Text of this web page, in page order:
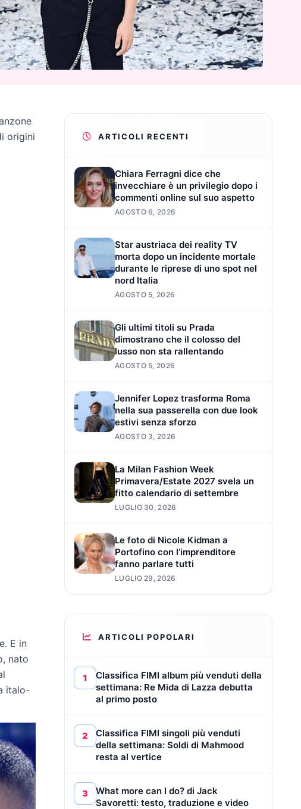
origini
E in
nato
italo-
ARTICOLI RECENTI
Chiara Ferragni dice che
invecchiare è un privilegio dopo i
commenti online sul suo aspetto
AGOSTO 6, 2026
Star austriaca dei reality TV
morta dopo un incidente mortale
durante le riprese di uno spot nel
nord Italia
AGOSTO 5, 2026
Gli ultimi titoli su Prada
dimostrano che il colosso del
lusso non sta rallentando
AGOSTO 5, 2026
Jennifer Lopez trasforma Roma
nella sua passerella con due look
estivi senza sforzo
AGOSTO 3, 2026
La Milan Fashion Week
Primavera/Estate 2027 svela un
fitto calendario di settembre
LUGLIO 30, 2026
Le foto di Nicole Kidman a
Portofino con l’imprenditore
fanno parlare tutti
LUGLIO 29, 2026
ARTICOLI POPOLARI
1
Classifica FIMI album più venduti della
settimana: Re Mida di Lazza debutta
al primo posto
2
Classifica FIMI singoli più venduti
della settimana: Soldi di Mahmood
resta al vertice
3
What more can I do? di Jack
Savoretti: testo, traduzione e video